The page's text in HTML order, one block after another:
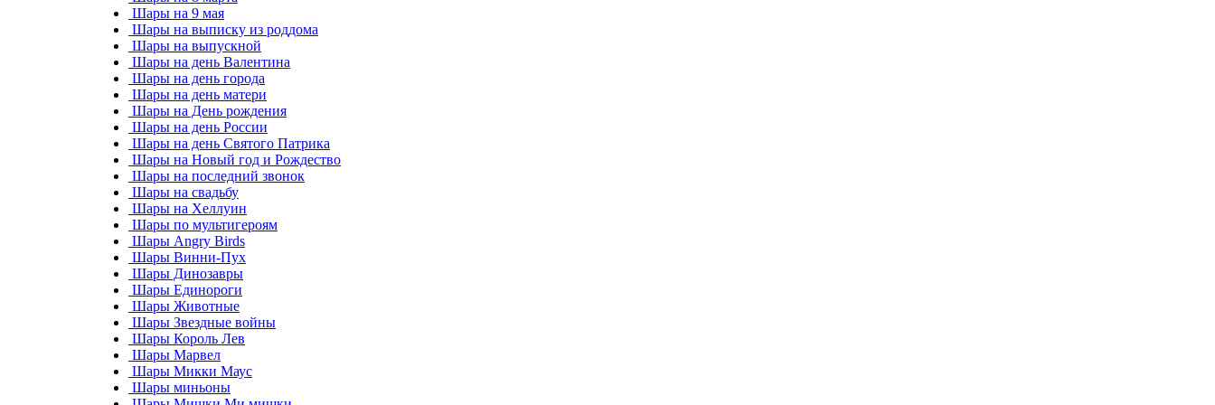
Шары на 9 мая
Шары на выписку из роддома
Шары на выпускной
Шары на день Валентина
Шары на день города
Шары на день матери
Шары на День рождения
Шары на день России
Шары на день Святого Патрика
Шары на Новый год и Рождество
Шары на последний звонок
Шары на свадьбу
Шары на Хеллуин
Шары по мультигероям
Шары Angry Birds
Шары Винни-Пух
Шары Динозавры
Шары Единороги
Шары Животные
Шары Звездные войны
Шары Король Лев
Шары Марвел
Шары Микки Маус
Шары миньоны